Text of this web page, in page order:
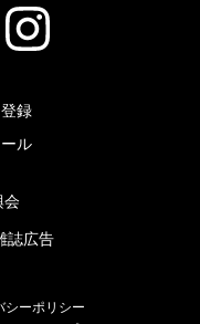
録
ル
会
誌広告
シーポリシー